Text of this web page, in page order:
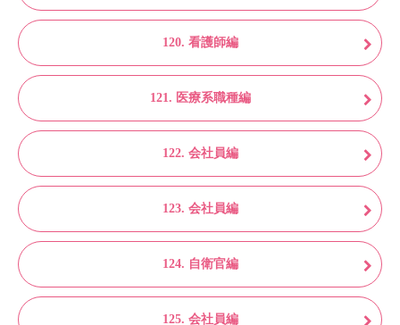
120. 看護師編
121. 医療系職種編
122. 会社員編
123. 会社員編
124. 自衛官編
125. 会社員編